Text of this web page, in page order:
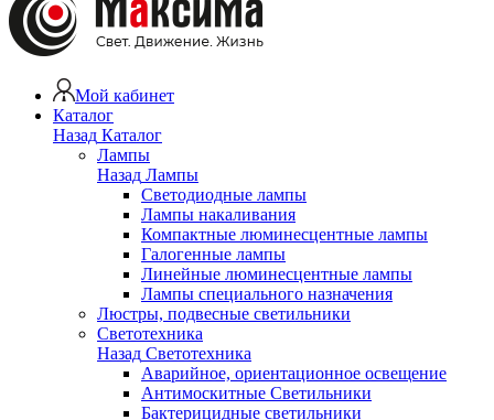
Мой кабинет
Каталог
Назад Каталог
Лампы
Назад Лампы
Светодиодные лампы
Лампы накаливания
Компактные люминесцентные лампы
Галогенные лампы
Линейные люминесцентные лампы
Лампы специального назначения
Люстры, подвесные светильники
Светотехника
Назад Светотехника
Аварийное, ориентационное освещение
Антимоскитные Светильники
Бактерицидные светильники